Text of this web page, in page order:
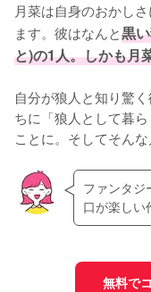
月菜は自身のおかしさ
ます。彼はなんと黒
と)の1人。しかも月
自分が狼人と知り驚
ちに「狼人として暮
ことに。そしてそん
ファンタジ
口が楽しい
無料で